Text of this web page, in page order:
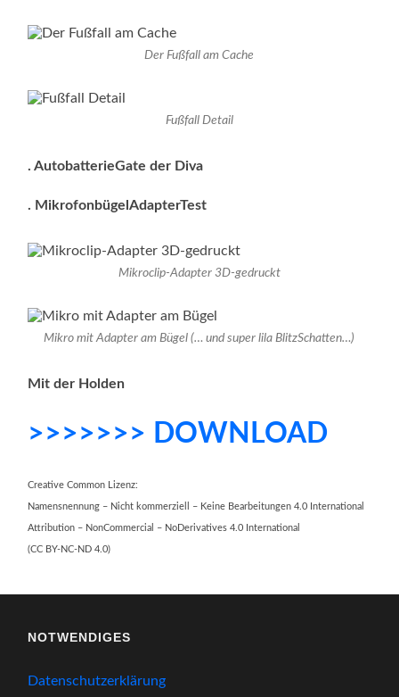
Der Fußfall am Cache
Fußfall Detail
.AutobatterieGate der Diva
. MikrofonbügelAdapterTest
Mikroclip-Adapter 3D-gedruckt
Mikro mit Adapter am Bügel (… und super lila BlitzSchatten…)
Mit der Holden
>>>>>>> DOWNLOAD
Creative Common Lizenz:
Namensnennung – Nicht kommerziell – Keine Bearbeitungen 4.0 International
Attribution – NonCommercial – NoDerivatives 4.0 International
(CC BY-NC-ND 4.0)
NOTWENDIGES
Datenschutzerklärung